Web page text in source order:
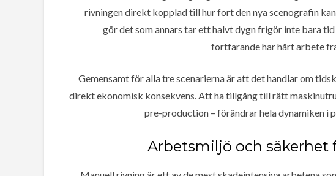
rivningen direkt kopplad till hur fort den nya scenografin
gör det som annars tar ett halvt dygn frigör inte bara
fortfarande har hårt arbete
Gemensamt för alla tre scenarierna är att det handlar om
direkt ekonomisk konsekvens. Att ha tillgång till rätt
pre-production – förändrar hela dynamiken i
Arbetsmiljö och säkerhet